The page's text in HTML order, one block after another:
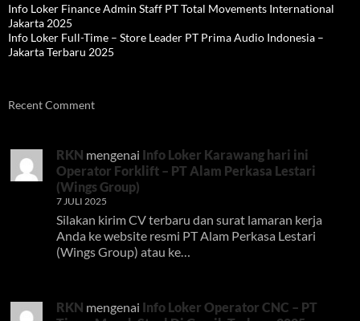
Info Loker Finance Admin Staff PT Total Movements International
Jakarta 2025
Info Loker Full-Time – Store Leader PT Prima Audio Indonesia –
Jakarta Terbaru 2025
Recent Comment
RKN mengenai Info Loker Karawang hari ini
Operator Forklift – PT Alam Perkasa Lestari
(Wings Group)
7 JULI 2025
Silakan kirim CV terbaru dan surat lamaran kerja
Anda ke website resmi PT Alam Perkasa Lestari
(Wings Group) atau ke…
RKN mengenai Info Loker Operator CNC – PT